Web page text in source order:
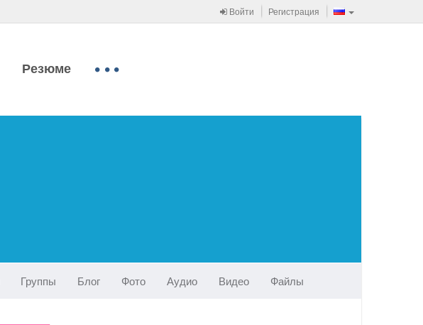
Войти Регистрация
Резюме
Группы Блог Фото Аудио Видео Файлы